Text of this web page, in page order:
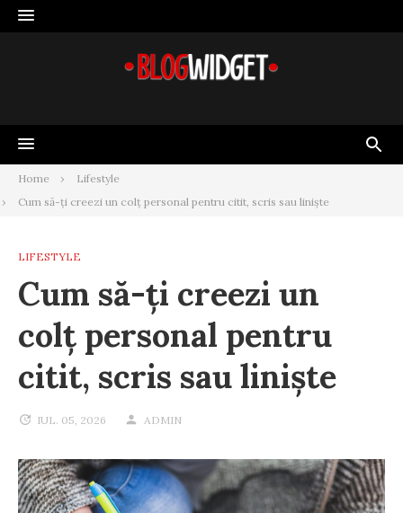
Skip
to
Home
Lifestyle
Cum să-ți creezi un colț personal pentru citit, scris sau liniște
LIFESTYLE
Cum să-ți creezi un
colț personal pentru
citit, scris sau liniște
IUL. 05, 2026 ADMIN